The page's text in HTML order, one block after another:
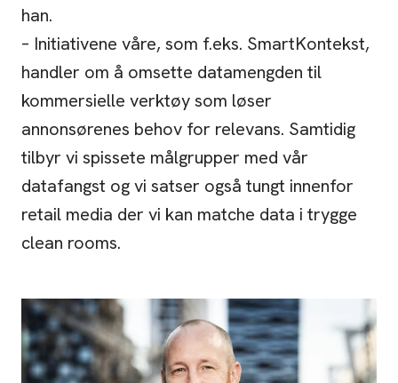
han.
– Initiativene våre, som f.eks. SmartKontekst,
handler om å omsette datamengden til
kommersielle verktøy som løser
annonsørenes behov for relevans. Samtidig
tilbyr vi spissete målgrupper med vår
datafangst og vi satser også tungt innenfor
retail media der vi kan matche data i trygge
clean rooms.